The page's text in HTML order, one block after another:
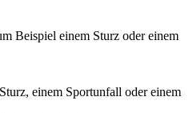
Beispiel einem Sturz oder einem
einem Sportunfall oder einem